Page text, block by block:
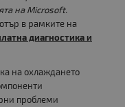
на Microsoft.
в рамките на
диагностика и
на охлаждането
проблеми